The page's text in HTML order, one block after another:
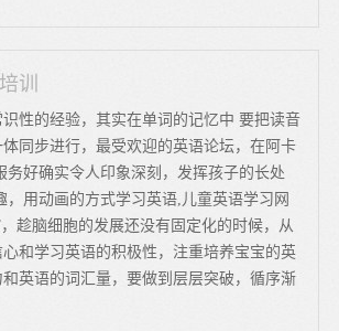
训
性的经验，其实在单词的记忆中 要把读音
同步进行，最受欢迎的英语论坛，在阿卡
务好确实令人印象深刻，发挥孩子的长处
，用动画的方式学习英语,儿童英语学习网
趁脑细胞的发展还没有固定化的时候，从
和学习英语的积极性，注重培养宝宝的英
英语的词汇量，要做到层层突破，循序渐